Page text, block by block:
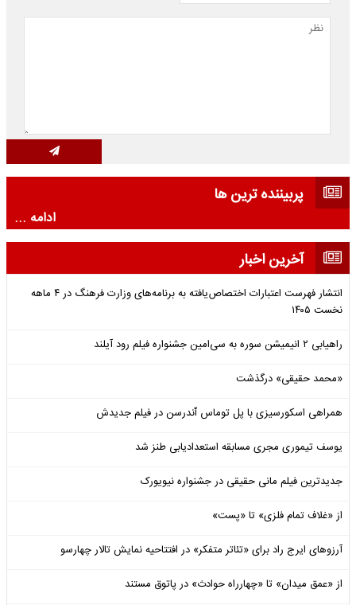
پربیننده ترین ها
ادامه ...
آخرین اخبار
انتشار فهرست اعتبارات اختصاص‌یافته به برنامه‌های وزارت فرهنگ در ۴ ماهه
نخست ۱۴۰۵
راهیابی ۲ انیمیشن سوره به سی‌امین جشنواره فیلم رود آیلند
«محمد حقیقی» درگذشت
همراهی اسکورسیزی با پل توماس ٱندرسن در فیلم جدیدش
یوسف تیموری مجری مسابقه استعدادیابی طنز شد
جدیدترین فیلم مانی حقیقی در جشنواره نیویورک
از «غلاف تمام فلزی» تا «پست»
آرزوهای ایرج راد برای «تئاتر متفکر» در افتتاحیه نمایش تالار چهارسو
از «عمق میدان» تا «چهارراه حوادث» در پاتوق مستند